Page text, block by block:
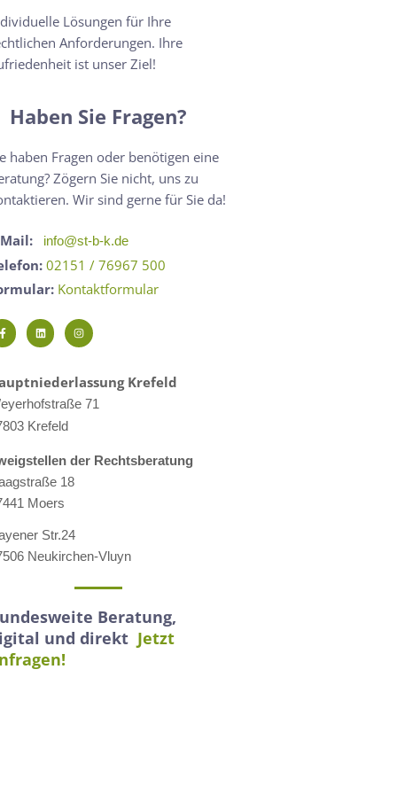
Lösungen für Ihre
Anforderungen. Ihre
ist unser Ziel!
Haben Sie Fragen?
haben Fragen oder benötigen eine
Zögern Sie nicht, uns zu
Wir sind gerne für Sie da!
Mail: info@st-b-k.de
02151 / 76967 500
Kontaktformular
Krefeld
71
Krefeld
der Rechtsberatung
18
Moers
Str.24
Neukirchen-Vluyn
Beratung,
und direkt Jetzt